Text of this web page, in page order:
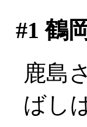
#1 鶴
鹿島
ばし